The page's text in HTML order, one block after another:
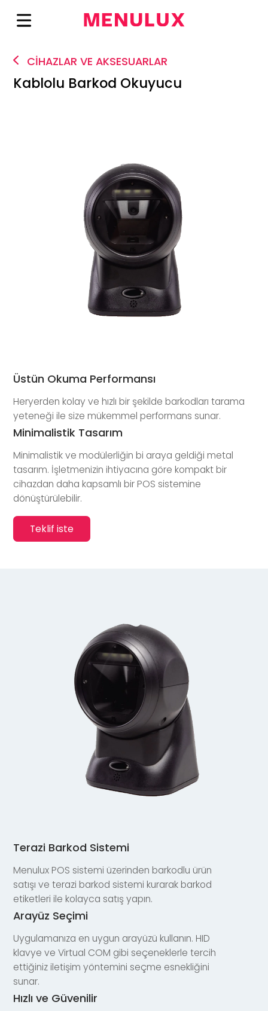
CİHAZLAR VE AKSESUARLAR
Kablolu Barkod Okuyucu
Üstün Okuma Performansı
Heryerden kolay ve hızlı bir şekilde barkodları tarama
yeteneği ile size mükemmel performans sunar.
Minimalistik Tasarım
Minimalistik ve modülerliğin bi araya geldiği metal
tasarım. İşletmenizin ihtiyacına göre kompakt bir
cihazdan daha kapsamlı bir POS sistemine
dönüştürülebilir.
Teklif iste
Terazi Barkod Sistemi
Menulux POS sistemi üzerinden barkodlu ürün
satışı ve terazi barkod sistemi kurarak barkod
etiketleri ile kolayca satış yapın.
Arayüz Seçimi
Uygulamanıza en uygun arayüzü kullanın. HID
klavye ve Virtual COM gibi seçeneklerle tercih
ettiğiniz iletişim yöntemini seçme esnekliğini
sunar.
Hızlı ve Güvenilir